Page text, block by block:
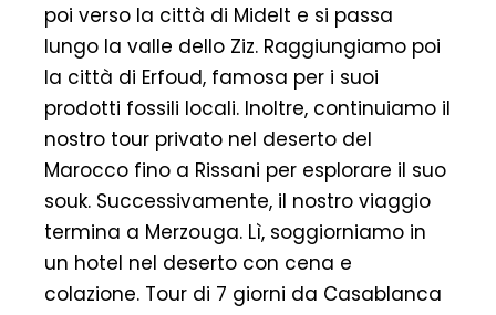
poi verso la città di Midelt e si passa
lungo la valle dello Ziz. Raggiungiamo poi
la città di Erfoud, famosa per i suoi
prodotti fossili locali. Inoltre, continuiamo il
nostro tour privato nel deserto del
Marocco fino a Rissani per esplorare il suo
souk. Successivamente, il nostro viaggio
termina a Merzouga. Lì, soggiorniamo in
un hotel nel deserto con cena e
colazione. Tour di 7 giorni da Casablanca